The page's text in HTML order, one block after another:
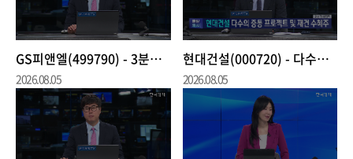
GS피앤엘(499790) - 3분기 이익 레버리지 본격화 속 사상최대 실적 전망
2026.08.05
현대건설(000720) - 다수의 중동 프로젝트 및 재건 수혜주
2026.08.05